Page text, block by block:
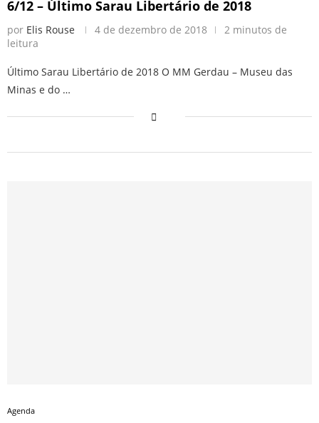
6/12 – Último Sarau Libertário de 2018
por Elis Rouse 4 de dezembro de 2018
2 minutos de
leitura
Último Sarau Libertário de 2018 O MM Gerdau – Museu das
Minas e do …
Agenda